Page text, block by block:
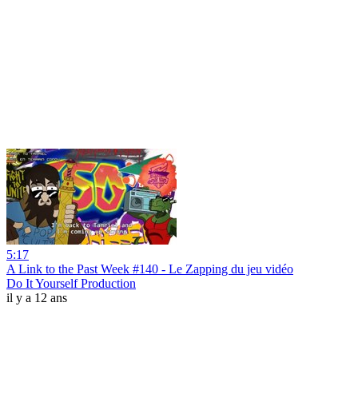
5:17
A Link to the Past Week #140 - Le Zapping du jeu vidéo
Do It Yourself Production
il y a 12 ans